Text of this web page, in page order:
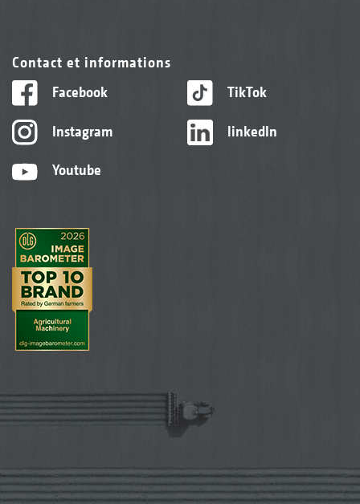
Contact et informations
Facebook
Instagram
Youtube
TikTok
linkedIn